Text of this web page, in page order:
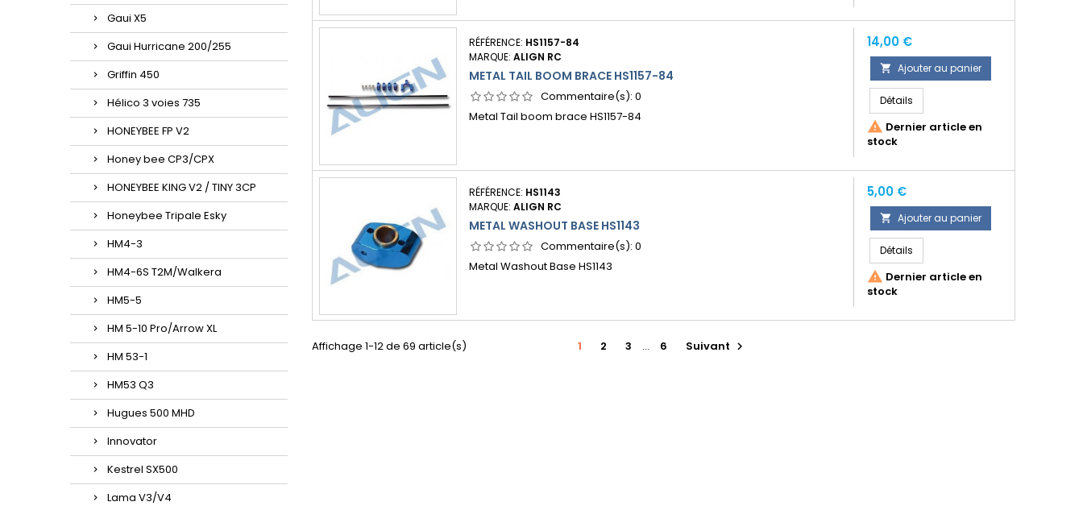
Gaui X5
Gaui Hurricane 200/255
Griffin 450
Hélico 3 voies 735
HONEYBEE FP V2
Honey bee CP3/CPX
HONEYBEE KING V2 / TINY 3CP
Honeybee Tripale Esky
HM4-3
HM4-6S T2M/Walkera
HM5-5
HM 5-10 Pro/Arrow XL
HM 53-1
HM53 Q3
Hugues 500 MHD
Innovator
Kestrel SX500
Lama V3/V4
RÉFÉRENCE: HS1157-84
MARQUE: ALIGN RC
METAL TAIL BOOM BRACE HS1157-84
Commentaire(s): 0
Metal Tail boom brace HS1157-84
Prix
14,00 €
 Ajouter au panier
Détails
 Dernier article en
stock
RÉFÉRENCE: HS1143
MARQUE: ALIGN RC
METAL WASHOUT BASE HS1143
Commentaire(s): 0
Metal Washout Base HS1143
Prix
5,00 €
 Ajouter au panier
Détails
 Dernier article en
stock
Affichage 1-12 de 69 article(s) 1 2 3 … 6 Suivant 